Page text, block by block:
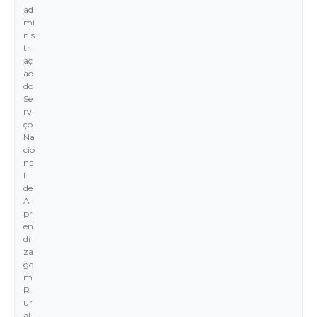
ad
mi
nis
tr
aç
ão
do
Se
rvi
ço
Na
cio
na
l
de
A
pr
en
di
za
ge
m
R
ur